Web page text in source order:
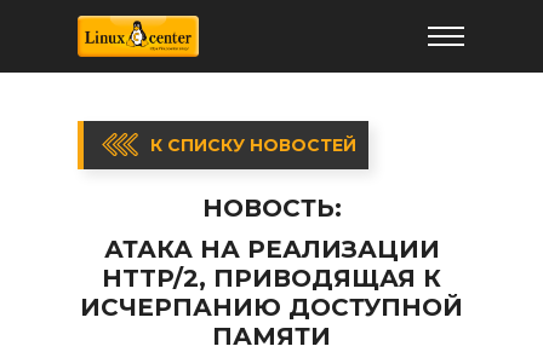
К СПИСКУ НОВОСТЕЙ
НОВОСТЬ:
АТАКА НА РЕАЛИЗАЦИИ
HTTP/2, ПРИВОДЯЩАЯ К
ИСЧЕРПАНИЮ ДОСТУПНОЙ
ПАМЯТИ